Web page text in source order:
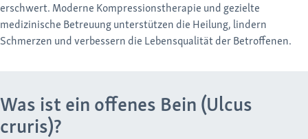
erschwert. Moderne Kompressionstherapie und gezielte
medizinische Betreuung unterstützen die Heilung, lindern
Schmerzen und verbessern die Lebensqualität der Betroffenen.
Was ist ein offenes Bein (Ulcus
cruris)?